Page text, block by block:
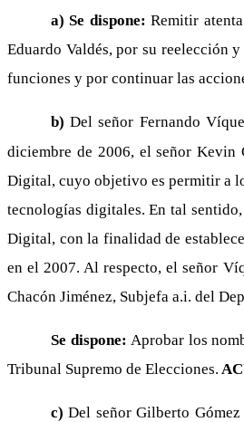
a) Se dispone:Remitir
Eduardo Valdés, por su reelección
funciones y por continuar las
b) Del señor Fernando
diciembre de 2006, el señor Kevin
Digital, cuyo objetivo es permitir a
tecnologías digitales. En tal
Digital, con la finalidad de
en el 2007. Al respecto, el señor
Chacón Jiménez, Subjefa a.i. del
Se dispone:Aprobar los
Tribunal Supremo de Elecciones.
c) Del señor Gilberto